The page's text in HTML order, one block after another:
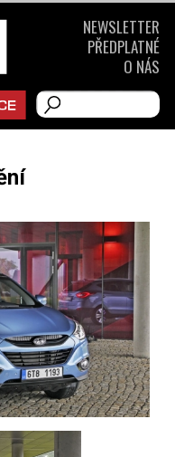
NEWSLETTER
PŘEDPLATNÉ
O NÁS